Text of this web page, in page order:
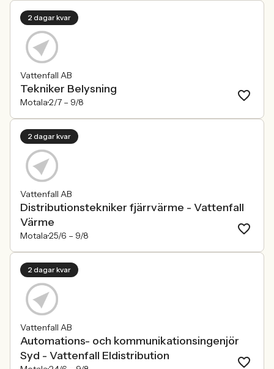
2 dagar kvar
Vattenfall AB
Tekniker Belysning
Motala2/7 – 9/8
2 dagar kvar
Vattenfall AB
Distributionstekniker fjärrvärme - Vattenfall
Värme
Motala25/6 – 9/8
2 dagar kvar
Vattenfall AB
Automations- och kommunikationsingenjör
Syd - Vattenfall Eldistribution